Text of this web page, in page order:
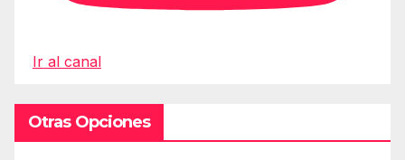
Ir al canal
Otras Opciones